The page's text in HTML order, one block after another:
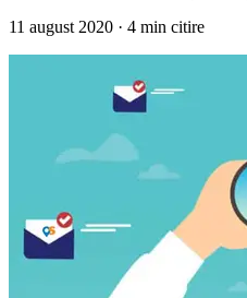
11 august 2020 · 4 min citire